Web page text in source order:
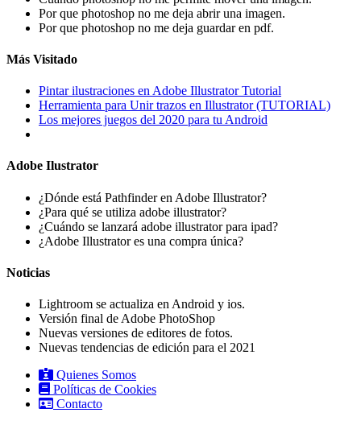
Por que photoshop no me deja abrir una imagen.
Por que photoshop no me deja guardar en pdf.
Más Visitado
Pintar ilustraciones en Adobe Illustrator Tutorial
Herramienta para Unir trazos en Illustrator (TUTORIAL)
Los mejores juegos del 2020 para tu Android
Adobe Ilustrator
¿Dónde está Pathfinder en Adobe Illustrator?
¿Para qué se utiliza adobe illustrator?
¿Cuándo se lanzará adobe illustrator para ipad?
¿Adobe Illustrator es una compra única?
Noticias
Lightroom se actualiza en Android y ios.
Versión final de Adobe PhotoShop
Nuevas versiones de editores de fotos.
Nuevas tendencias de edición para el 2021
Quienes Somos
Políticas de Cookies
Contacto